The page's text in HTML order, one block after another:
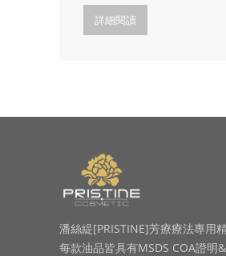
詳細閱讀
潘絲緹[PRISTINE]芳療療法專用
每款油品皆具有MSDS COA證明